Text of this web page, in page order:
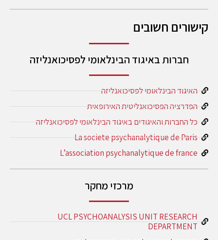
קישורים חשובים
חברות באיגוד הבינלאומי לפסיכואנליזה
האיגוד הבינלאומי לפסיכואנליזה
הפדרציה הפסיכואנליטית האירופאית
כל החברות והאיגודים באיגוד הבינלאומי לפסיכואנליזה
La societe psychanalytique de Paris
L’association psychanalytique de france
מרכזי מחקר
UCL PSYCHOANALYSIS UNIT RESEARCH
DEPARTMENT